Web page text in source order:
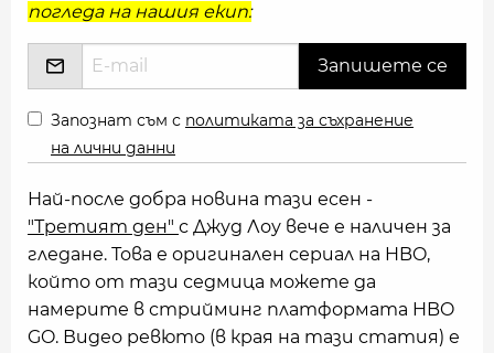
погледа на нашия екип:
Запознат съм с политиката за съхранение
на лични данни
Най-после добра новина тази есен -
"Третият ден" с Джуд Лоу вече е наличен за
гледане. Това е оригинален сериал на HBO,
който от тази седмица можете да
намерите в стрийминг платформата HBO
GO. Видео ревюто (в края на тази статия) е